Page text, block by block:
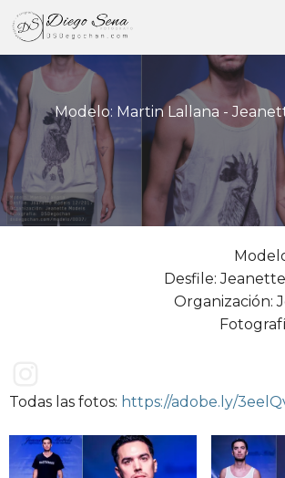
Saltar
contenido
Modelo: Martin Lallana -
Desfile:
Organización:
Todas las fotos: https://adobe.ly/